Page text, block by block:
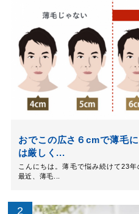
おでこの広さ６cmで薄毛
は厳しく...
こんにちは。薄毛で悩み続けて23
最近、薄毛...